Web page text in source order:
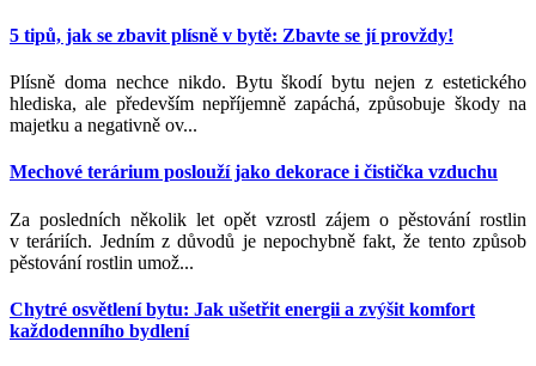
5 tipů, jak se zbavit plísně v bytě: Zbavte se jí provždy!
Plísně doma nechce nikdo. Bytu škodí bytu nejen z estetického
hlediska, ale především nepříjemně zapáchá, způsobuje škody na
majetku a negativně ov...
Mechové terárium poslouží jako dekorace i čistička vzduchu
Za posledních několik let opět vzrostl zájem o pěstování rostlin
v teráriích. Jedním z důvodů je nepochybně fakt, že tento způsob
pěstování rostlin umož...
Chytré osvětlení bytu: Jak ušetřit energii a zvýšit komfort
každodenního bydlení